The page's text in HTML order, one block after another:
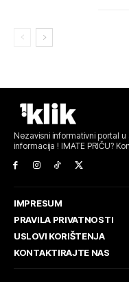
Nezavisni informativni portal
informacija ! IMATE PRIČU?
IMPRESUM
PRAVILA PRIVATNOSTI
USLOVI KORIŠTENJA
KONTAKTIRAJTE NAS